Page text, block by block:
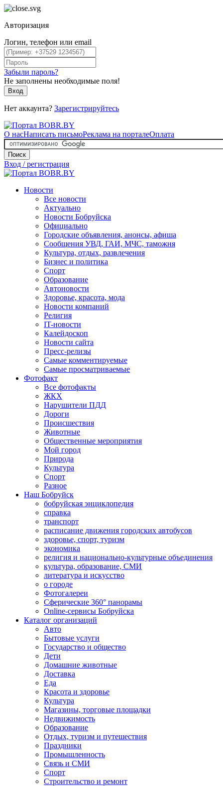
Авторизация
Логин, телефон или email
Забыли пароль?
Не заполнены необходимые поля!
Вход
Нет аккаунта? Зарегистрируйтесь
О насНаписать письмоРеклама на порталеОплата
Поиск
Вход / регистрация
Новости
Все новости
Актуально
Новости Бобруйска
Официально
Городские объявления, анонсы, афиша
Сообщения УВД, ГАИ, МЧС, таможня
Культура, отдых, развлечения
Бизнес и политика
Спорт
Образование
Автоновости
Здоровье, красота, мода
Новости компаний
Религия
IT-новости
Калейдоскоп
Новости сайта
Пресс-релизы
Самые комментируемые
Самые просматриваемые
Фотофакт
Все фотофакты
ЖКХ
Нарушители ПДД
Дороги
Происшествия
Животные
Общественные мероприятия
Мой город
Природа
Культура
Спорт
Разное
Наш Бобруйск
бобруйская энциклопедия
справка
транспорт
расписание движения городских автобусов
здоровье, спорт, туризм
экономика
религия и национально-культурные объединения
культура, образование, СМИ
литература и искусство
о городе
Фотогалереи
Сферические 360° панорамы
Online-сервисы Бобруйска
Каталог организаций
Авто
Бытовые услуги
Государство и общество
Дети
Домашние животные
Доставка
Еда
Красота и здоровье
Культура
Магазины, торговые площадки
Недвижимость
Образование
Отдых, туризм и путешествия
Праздники
Промышленность
Связь и СМИ
Спорт
Строительство и ремонт